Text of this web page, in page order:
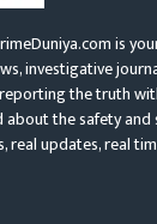
is
investigative
the truth
the safety
real updates, real